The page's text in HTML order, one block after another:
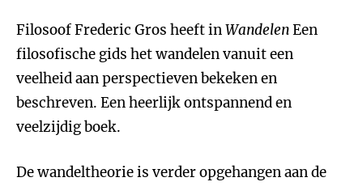
Filosoof Frederic Gros heeft inWandelenEen
filosofische gids het wandelen vanuit een
veelheid aan perspectieven bekeken en
beschreven. Een heerlijk ontspannend en
veelzijdig boek.
De wandeltheorie is verder opgehangen aan de